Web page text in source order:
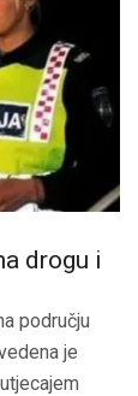
drogu i
području
je